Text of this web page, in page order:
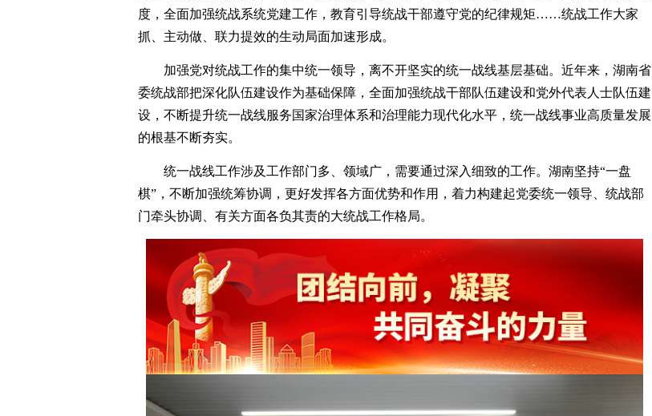
度，全面加强统战系统党建工作，教育引导统战干部遵守党的纪律规矩……统战工作大家
抓、主动做、联力提效的生动局面加速形成。
加强党对统战工作的集中统一领导，离不开坚实的统一战线基层基础。近年来，湖南省
委统战部把深化队伍建设作为基础保障，全面加强统战干部队伍建设和党外代表人士队伍建
设，不断提升统一战线服务国家治理体系和治理能力现代化水平，统一战线事业高质量发展
的根基不断夯实。
统一战线工作涉及工作部门多、领域广，需要通过深入细致的工作。湖南坚持“一盘
棋”，不断加强统筹协调，更好发挥各方面优势和作用，着力构建起党委统一领导、统战部
门牵头协调、有关方面各负其责的大统战工作格局。